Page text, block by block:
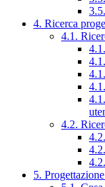
4. Ricerca
4.1.
4.2.
5.